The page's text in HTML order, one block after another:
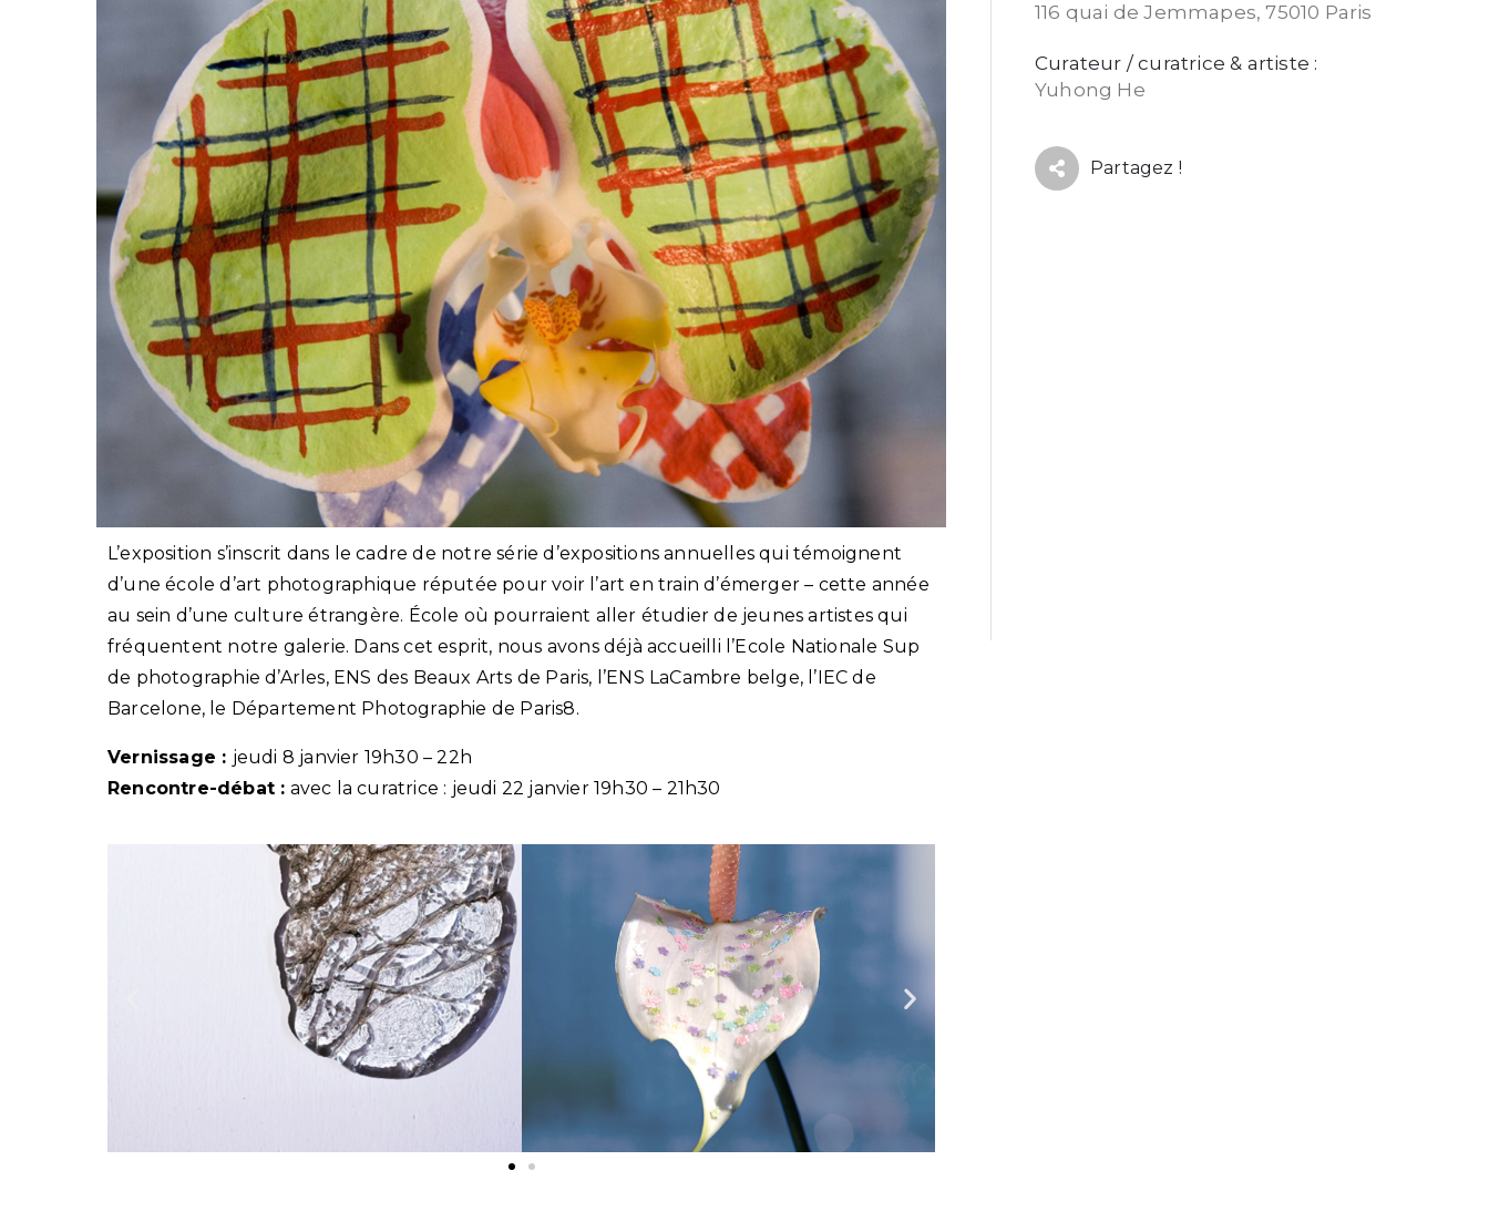
L’exposition s’inscrit dans le cadre de notre série d’expositions annuelles qui témoignent
d’une école d’art photographique réputée pour voir l’art en train d’émerger – cette année
au sein d’une culture étrangère. École où pourraient aller étudier de jeunes artistes qui
fréquentent notre galerie. Dans cet esprit, nous avons déjà accueilli l’Ecole Nationale Sup
de photographie d’Arles, ENS des Beaux Arts de Paris, l’ENS LaCambre belge, l’IEC de
Barcelone, le Département Photographie de Paris8.
Vernissage : jeudi 8 janvier 19h30 – 22h
Rencontre-débat : avec la curatrice : jeudi 22 janvier 19h30 – 21h30
116 quai de Jemmapes, 75010 Paris
Curateur / curatrice & artiste :
Yuhong He
Partagez !